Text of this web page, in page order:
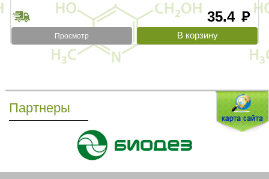
35.4 руб
Просмотр
Партнеры